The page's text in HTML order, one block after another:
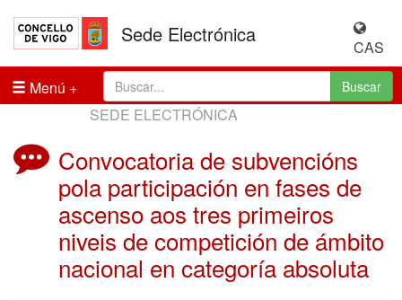
Sede Electrónica
CAS
Menú
Buscar
SEDE ELECTRÓNICA
Convocatoria de subvencións
pola participación en fases de
ascenso aos tres primeiros
niveis de competición de ámbito
nacional en categoría absoluta